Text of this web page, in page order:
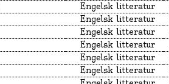
Engelsk litteratur
Engelsk litteratur
Engelsk litteratur
Engelsk litteratur
Engelsk litteratur
Engelsk litteratur